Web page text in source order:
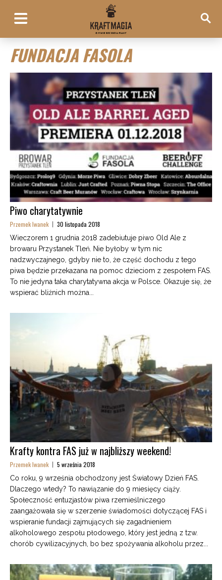
FUNDACJA FASOLA
Piwo charytatywnie
Przemek Iwanek 30 listopada 2018
Wieczorem 1 grudnia 2018 zadebiutuje piwo Old Ale z
browaru Przystanek Tleń. Nie byłoby w tym nic
nadzwyczajnego, gdyby nie to, że część dochodu z tego
piwa będzie przekazana na pomoc dzieciom z zespołem FAS.
To nie jedyna taka charytatywna akcja w Polsce. Okazuje się, że
wspierać bliźnich można...
Krafty kontra FAS już w najbliższy weekend!
Przemek Iwanek 5 września 2018
Co roku, 9 września obchodzony jest Światowy Dzień FAS.
Dlaczego wtedy? To nawiązanie do 9 miesięcy ciąży.
Społeczność entuzjastów piwa rzemieślniczego
zaangażowała się w szerzenie świadomości dotyczącej FAS i
wspieranie fundacji zajmujących się zagadnieniem
alkoholowego zespołu płodowego, który jest jedną z tzw.
chorób cywilizacyjnych, bo bez spożywania alkoholu przez...